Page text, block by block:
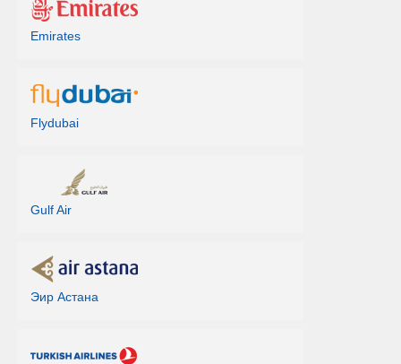
Emirates
Flydubai
Gulf Air
Эир Астана